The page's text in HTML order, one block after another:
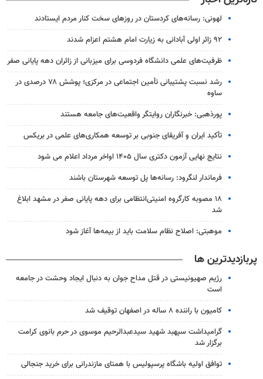
لهونی: رسانه‌های کردستان در روزهای سخت کنار مردم ایستادند
۹۲ زائر اولی آبادانی به زیارت امام هشتم اعزام شدند
ظرفیت‌های علمی دانشگاه فردوسی برای میزبانی از زائران دهه پایانی صفر
رشد نسبت پشتیبانی تأمین اجتماعی در مرکزی؛ پوشش ۷۸ درصدی در
ساوه
پورذهبی: خبرنگاران روایتگر واقعیت‌های جامعه‌ هستند
تأکید ایران و آفریقای جنوبی بر توسعه همکاری‌های علمی در بریکس
نتایج نهایی آزمون دکتری سال ۱۴۰۵ اواخر مرداد اعلام می شود
فرماندار لنگرود: رسانه‌ها پل توسعه شهرستان باشند
۱۸ مصوبه کارگروه امنیتی‌انتظامی برای دهه پایانی صفر در مشهد ابلاغ
شد
موهبتی: اصلاح نظام سلامت باید از بیمه‌ها آغاز شود
پربازدیدترین ها
رژیم صهیونیستی در قتل مداح جوان به دنبال ایجاد وحشت در جامعه
است
کامیون با راننده ۸ ساله در اصفهان توقیف شد
گرامیداشت سپهبد شهید سیدعبدالرحیم موسوی در حرم بانوی کرامت
برگزار شد
توافق اولیه باشگاه پرسپولیس با همتای مازندرانی برای خرید جنجالی